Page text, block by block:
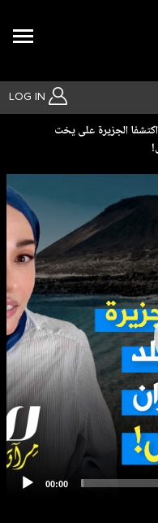
LOG IN
بحث متقدم
الجزيرة على يخت